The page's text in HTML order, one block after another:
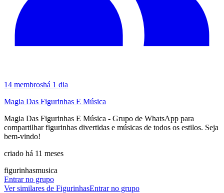
14 membroshá 1 dia
Magia Das Figurinhas E Música
Magia Das Figurinhas E Música - Grupo de WhatsApp para
compartilhar figurinhas divertidas e músicas de todos os estilos. Seja
bem-vindo!
criado há 11 meses
figurinhasmusica
Entrar no grupo
Ver similares de FigurinhasEntrar no grupo